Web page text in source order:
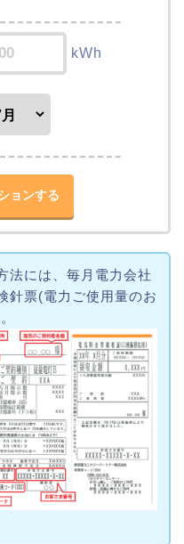
kWh
法には、毎月電力会社
針票(電力ご使用量のお